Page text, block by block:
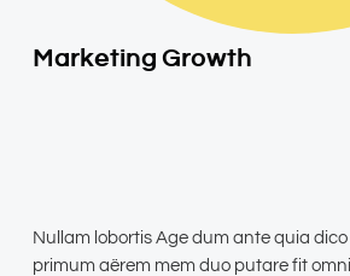
Marketing Growth
Nullam lobortis Age dum ante quia
primum aërem mem duo putare fit